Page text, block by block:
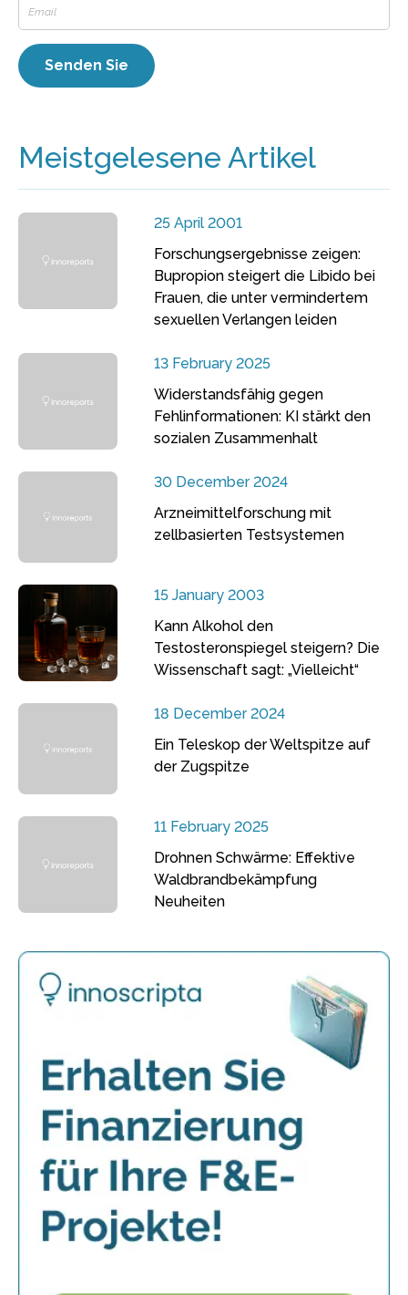
Meistgelesene Artikel
25 April 2001
Forschungsergebnisse zeigen:
Bupropion steigert die Libido bei
Frauen, die unter vermindertem
sexuellen Verlangen leiden
13 February 2025
Widerstandsfähig gegen
Fehlinformationen: KI stärkt den
sozialen Zusammenhalt
30 December 2024
Arzneimittelforschung mit
zellbasierten Testsystemen
15 January 2003
Kann Alkohol den
Testosteronspiegel steigern? Die
Wissenschaft sagt: „Vielleicht“
18 December 2024
Ein Teleskop der Weltspitze auf
der Zugspitze
11 February 2025
Drohnen Schwärme: Effektive
Waldbrandbekämpfung
Neuheiten